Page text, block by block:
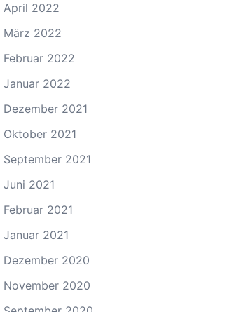
April 2022
März 2022
Februar 2022
Januar 2022
Dezember 2021
Oktober 2021
September 2021
Juni 2021
Februar 2021
Januar 2021
Dezember 2020
November 2020